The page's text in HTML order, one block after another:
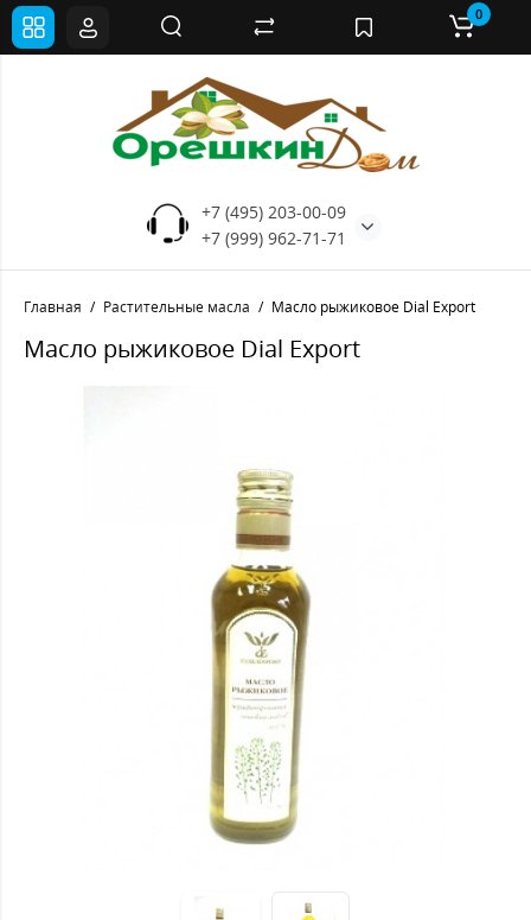
+7 (495) 203-00-09
+7 (999) 962-71-71
0
Главная Растительные масла Масло рыжиковое Dial Export
Масло рыжиковое Dial Export